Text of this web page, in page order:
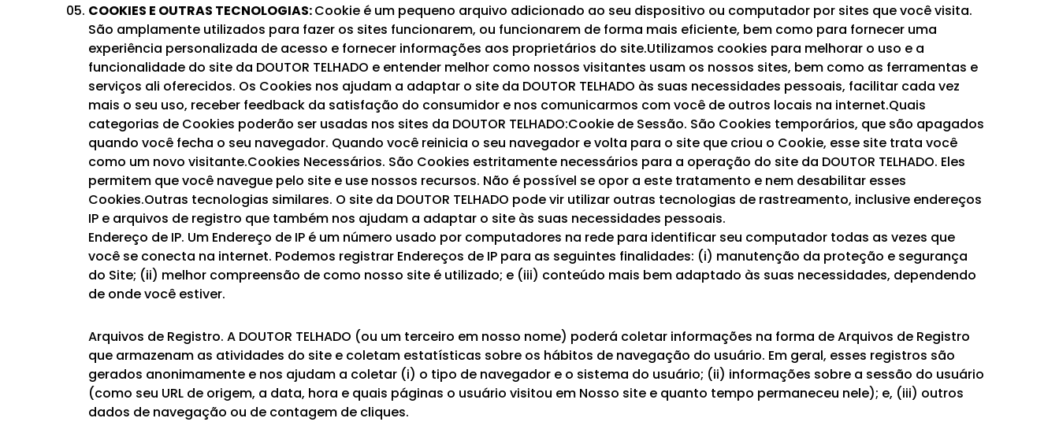
COOKIES E OUTRAS TECNOLOGIAS:Cookie é um pequeno arquivo adicionado ao seu dispositivo ou computador por sites que você visita.
São amplamente utilizados para fazer os sites funcionarem, ou funcionarem de forma mais eficiente, bem como para fornecer uma
experiência personalizada de acesso e fornecer informações aos proprietários do site.Utilizamos cookies para melhorar o uso e a
funcionalidade do site da DOUTOR TELHADO e entender melhor como nossos visitantes usam os nossos sites, bem como as ferramentas e
serviços ali oferecidos. Os Cookies nos ajudam a adaptar o site da DOUTOR TELHADO às suas necessidades pessoais, facilitar cada vez
mais o seu uso, receber feedback da satisfação do consumidor e nos comunicarmos com você de outros locais na internet.Quais
categorias de Cookies poderão ser usadas nos sites da DOUTOR TELHADO:Cookie de Sessão. São Cookies temporários, que são apagados
quando você fecha o seu navegador. Quando você reinicia o seu navegador e volta para o site que criou o Cookie, esse site trata você
como um novo visitante.Cookies Necessários. São Cookies estritamente necessários para a operação do site da DOUTOR TELHADO. Eles
permitem que você navegue pelo site e use nossos recursos. Não é possível se opor a este tratamento e nem desabilitar esses
Cookies.Outras tecnologias similares. O site da DOUTOR TELHADO pode vir utilizar outras tecnologias de rastreamento, inclusive endereços
IP e arquivos de registro que também nos ajudam a adaptar o site às suas necessidades pessoais.
Endereço de IP. Um Endereço de IP é um número usado por computadores na rede para identificar seu computador todas as vezes que
você se conecta na internet. Podemos registrar Endereços de IP para as seguintes finalidades: (i) manutenção da proteção e segurança
do Site; (ii) melhor compreensão de como nosso site é utilizado; e (iii) conteúdo mais bem adaptado às suas necessidades, dependendo
de onde você estiver.
Arquivos de Registro. A DOUTOR TELHADO (ou um terceiro em nosso nome) poderá coletar informações na forma de Arquivos de Registro
que armazenam as atividades do site e coletam estatísticas sobre os hábitos de navegação do usuário. Em geral, esses registros são
gerados anonimamente e nos ajudam a coletar (i) o tipo de navegador e o sistema do usuário; (ii) informações sobre a sessão do usuário
(como seu URL de origem, a data, hora e quais páginas o usuário visitou em Nosso site e quanto tempo permaneceu nele); e, (iii) outros
dados de navegação ou de contagem de cliques.